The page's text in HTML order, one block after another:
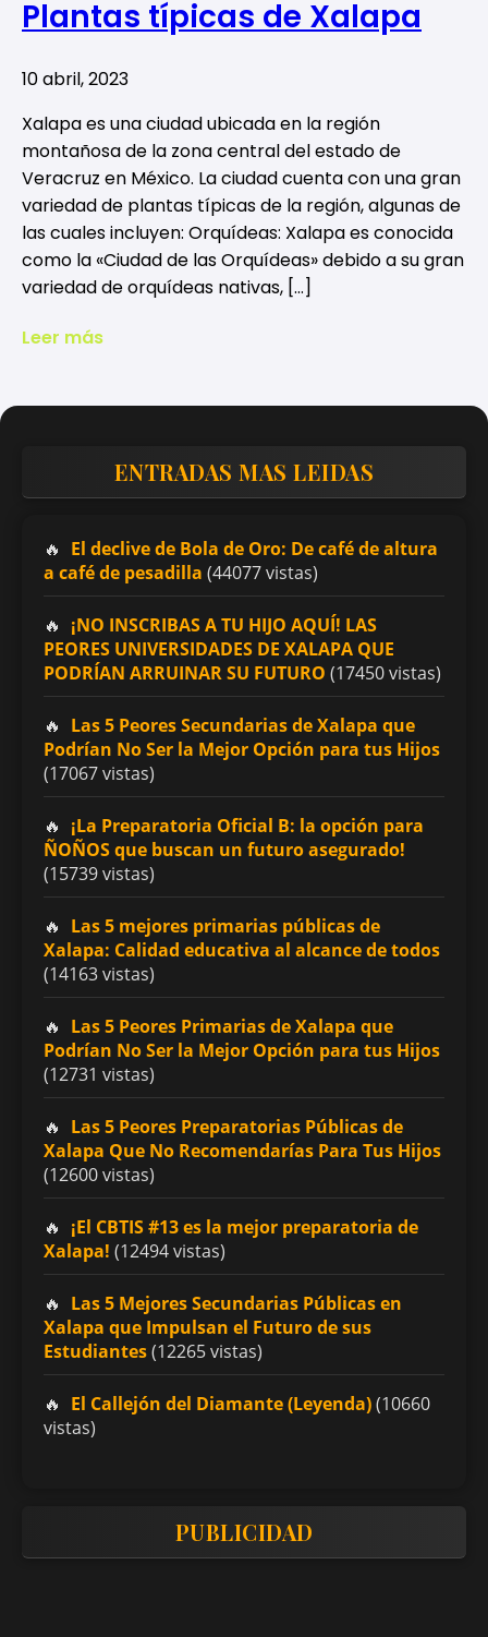
Plantas típicas de Xalapa
10 abril, 2023
Xalapa es una ciudad ubicada en la región
montañosa de la zona central del estado de
Veracruz en México. La ciudad cuenta con una gran
variedad de plantas típicas de la región, algunas de
las cuales incluyen: Orquídeas: Xalapa es conocida
como la «Ciudad de las Orquídeas» debido a su gran
variedad de orquídeas nativas, […]
Leer más
ENTRADAS MAS LEIDAS
El declive de Bola de Oro: De café de altura
a café de pesadilla (44077 vistas)
¡NO INSCRIBAS A TU HIJO AQUÍ! LAS
PEORES UNIVERSIDADES DE XALAPA QUE
PODRÍAN ARRUINAR SU FUTURO (17450 vistas)
Las 5 Peores Secundarias de Xalapa que
Podrían No Ser la Mejor Opción para tus Hijos
(17067 vistas)
¡La Preparatoria Oficial B: la opción para
ÑOÑOS que buscan un futuro asegurado!
(15739 vistas)
Las 5 mejores primarias públicas de
Xalapa: Calidad educativa al alcance de todos
(14163 vistas)
Las 5 Peores Primarias de Xalapa que
Podrían No Ser la Mejor Opción para tus Hijos
(12731 vistas)
Las 5 Peores Preparatorias Públicas de
Xalapa Que No Recomendarías Para Tus Hijos
(12600 vistas)
¡El CBTIS #13 es la mejor preparatoria de
Xalapa! (12494 vistas)
Las 5 Mejores Secundarias Públicas en
Xalapa que Impulsan el Futuro de sus
Estudiantes(12265 vistas)
El Callejón del Diamante (Leyenda)(10660
vistas)
PUBLICIDAD